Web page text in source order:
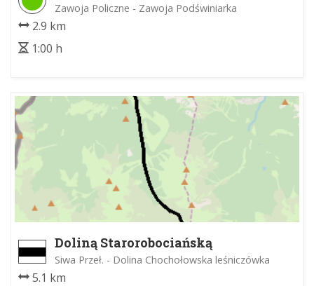
Zawoja Policzne - Zawoja Podświniarka
2.9 km
1:00 h
Doliną Starorobociańską
Siwa Przeł. - Dolina Chochołowska leśniczówka
5.1 km